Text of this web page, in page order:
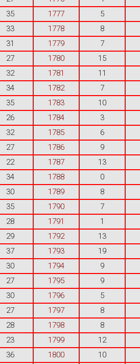
35 1777
5
33 1778
8
31 1779
7
27 1780
15
32 1781
11
34 1782
7
35 1783
10
26 1784
3
32 1785
6
27 1786
9
22 1787
13
34 1788
0
30 1789
8
35 1790
7
28 1791
1
29 1792
13
37 1793
19
30 1794
9
27 1795
9
30 1796
5
27 1797
8
28 1798
8
23 1799
12
36 1800
10